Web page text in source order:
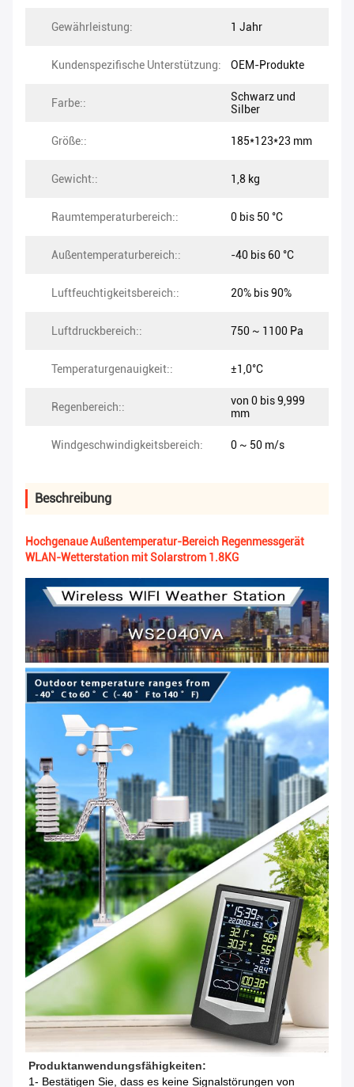
Gewährleistung: 1 Jahr
Kundenspezifische Unterstützung: OEM-Produkte
Farbe::
Schwarz und
Silber
Größe:: 185*123*23 mm
Gewicht:: 1,8 kg
Raumtemperaturbereich:: 0 bis 50 °C
Außentemperaturbereich:: -40 bis 60 °C
Luftfeuchtigkeitsbereich:: 20% bis 90%
Luftdruckbereich:: 750 ~ 1100 Pa
Temperaturgenauigkeit:: ±1,0°C
Regenbereich::
von 0 bis 9,999
mm
Windgeschwindigkeitsbereich: 0 ~ 50 m/s
Beschreibung
Hochgenaue Außentemperatur-Bereich Regenmessgerät
WLAN-Wetterstation mit Solarstrom 1.8KG
Produktanwendungsfähigkeiten:
1- Bestätigen Sie, dass es keine Signalstörungen von